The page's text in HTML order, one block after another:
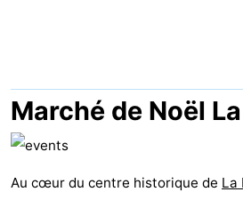
Kijkduin
Hôtels
Last
minutes
Plages
Marché de Noël
Au cœur du centre historique de La